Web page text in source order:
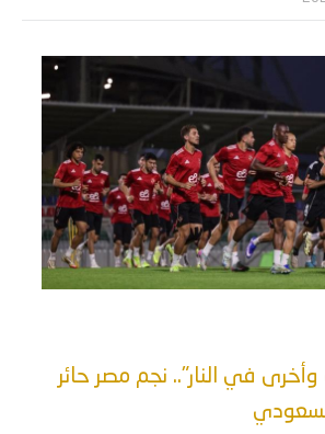
في النار".. نجم مصر حائر